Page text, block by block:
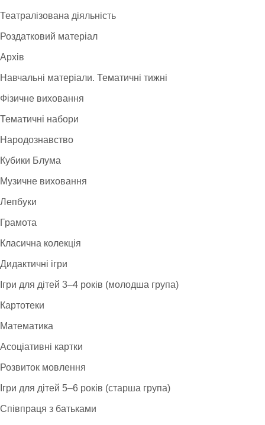
Театралізована діяльність
Роздатковий матеріал
Архів
Навчальні матеріали. Тематичні тижні
Фізичне виховання
Тематичні набори
Народознавство
Кубики Блума
Музичне виховання
Лепбуки
Грамота
Класична колекція
Дидактичні ігри
Ігри для дітей 3–4 років (молодша група)
Картотеки
Математика
Асоціативні картки
Розвиток мовлення
Ігри для дітей 5–6 років (старша група)
Співпраця з батьками